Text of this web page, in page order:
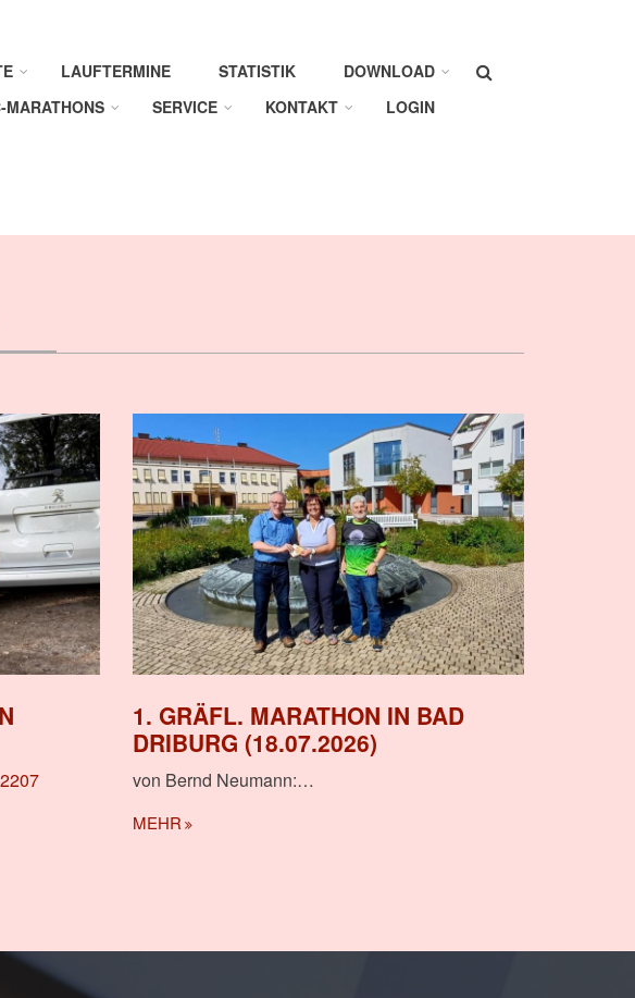
Suche
LAUFTERMINE STATISTIK
DOWNLOAD
MARATHONS
SERVICE KONTAKT LOGIN
1. GRÄFL. MARATHON IN BAD
DRIBURG (18.07.2026)
von Bernd Neumann:…
MEHR